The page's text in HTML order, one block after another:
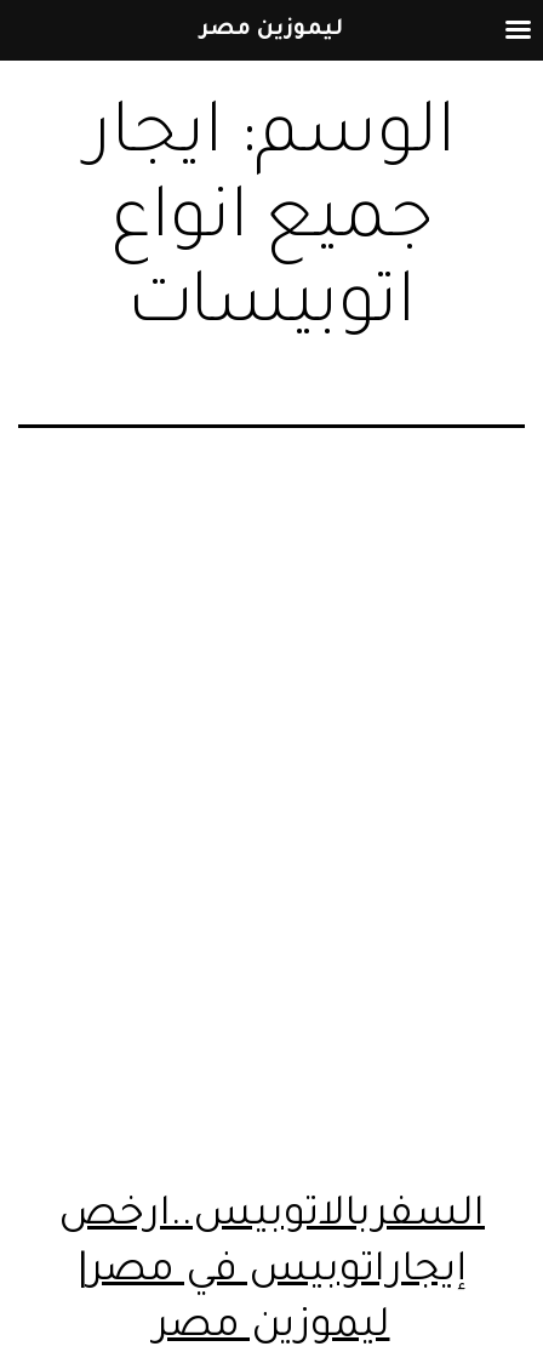
إلى
المحتوىالوسم: ايجار
جميع انواع
اتوبيسات
السفربالاتوبيس..ارخص
إيجاراتوبيس في مصر|
ليموزين مصر
ليموزين مصر